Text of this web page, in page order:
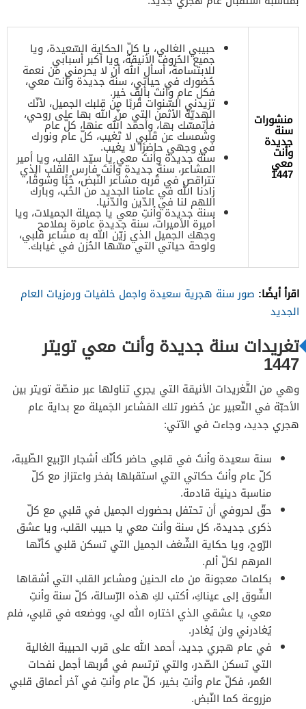
منشورات
سنة
جديدة
وأنت
معي
1447
حبيبي الغالي، يا كلّ الحكاية السّعيدة، ويا
جميع الحُروف الأنيقة، ويا أكبر أسبابي
للابتسامة، أسأل الله أن لا يحرمني من نعمة
حُضورك في حياتي، سنة جديدة وأنت معي،
فكل عام وأنتَ بألف خير.
تزيدني السّنوات قُربًا من قلبك الجميل، لأنّك
الهديّة الأثمن التي منَّ الله بها على روحي،
فأتمسّك بها، وأحمد الله عنها، كلّ عام
وشَمسك عن قَلبي لا تَغيب، كلّ عام ونورك
في وجهي حاضرًا لا يغيب.
سنة جديدة وأنتَ معي يا سيّد القلب، ويا أمير
المشاعر، سنة جديدة وأنتَ فارس القلب الذي
تتراقص في قُربه مشاعر النّبض، حُبًَا وشوقًا،
زادنا الله في عامنا الجديد من الحُب، وبارك
اللهم لنا في الدّين والدّنيا.
سنة جديدة وأنتِ معي يا جميلة الجميلات، ويا
أميرة الأميرات، سنة جديدة عامرة بملامح
وجهك الجميل الذي زيّن الله به مشاعر قلبي،
ولوحة حياتي التي مسّها الحُزن في غيابك.
اقرأ أيضًا: صور سنة هجرية سعيدة واجمل خلفيات ورمزيات العام
الجديد
تغريدات سنة جديدة وأنت معي تويتر
1447
وهي من التَّغريدات الأنيقة التي يجري تناولها عبر منصّة تويتر بين
الأحبّة في التّعبير عن حُضور تلك المَشاعر الجَميلة مع بداية عام
هجري جديد، وجاءت في الآتي:
سنة سعيدة وأنتَ في قلبي حاضر كأنّك أشجار الرّبيع الطّيبة،
كلّ عام وأنتَ حكاتي التي استقبلها بفخر واعتزاز مع كلّ
مناسبة دينية قادمة.
حقّ لحروفي أن تحتفل بحضورك الجميل في قلبي مع كلّ
ذكرى جديدة، كل سنة وأنت معي يا حبيب القلب، ويا عشق
الرّوح، ويا حكاية الشّغف الجميل التي تسكن قلبي كأنّها
المرهم لكلّ ألم.
بكلمات معجونة من ماء الحنين ومشاعر القلب التي أشقاها
الشّوق إلى عيناكِ، أكتب لكِ هذه الرّسالة، كلّ سنة وأنتِ
معي، يا عشقي الذي اختاره الله لي، ووضعه في قلبي، فلم
يُغادرني ولن يُغادر.
في عام هجري جديد، أحمد الله على قرب الحبيبة الغالية
التي تسكن الصّدر، والتي ترتسم في قُربها أجمل نفحات
العُمر، فكلّ عام وأنتِ بخير، كلّ عام وأنتِ في آخر أعماق قلبي
مزروعة كما النّبض.